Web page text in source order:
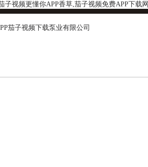
子视频更懂你APP香草,茄子视频免费APP下载